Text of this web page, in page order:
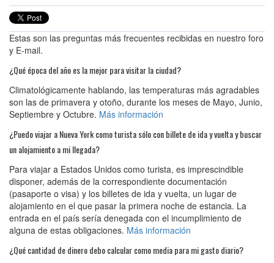
Estas son las preguntas más frecuentes recibidas en nuestro foro
y E-mail.
¿Qué época del año es la mejor para visitar la ciudad?
Climatológicamente hablando, las temperaturas más agradables
son las de primavera y otoño, durante los meses de Mayo, Junio,
Septiembre y Octubre. Más información
¿Puedo viajar a Nueva York como turista sólo con billete de ida y vuelta y buscar
un alojamiento a mi llegada?
Para viajar a Estados Unidos como turista, es imprescindible
disponer, además de la correspondiente documentación
(pasaporte o visa) y los billetes de ida y vuelta, un lugar de
alojamiento en el que pasar la primera noche de estancia. La
entrada en el país sería denegada con el incumplimiento de
alguna de estas obligaciones. Más información
¿Qué cantidad de dinero debo calcular como media para mi gasto diario?